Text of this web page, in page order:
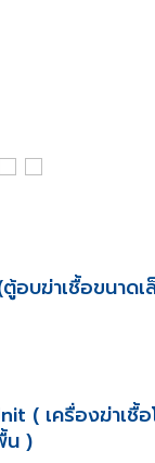
อบฆ่าเชื้อขนาดเ
( เครื่องฆ่าเชื้อ
น )